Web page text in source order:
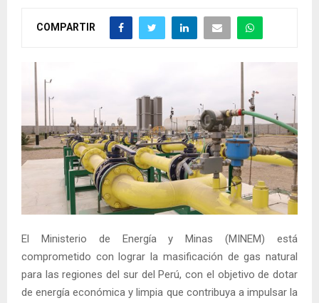
COMPARTIR
El Ministerio de Energía y Minas (MINEM) está
comprometido con lograr la masificación de gas natural
para las regiones del sur del Perú, con el objetivo de dotar
de energía económica y limpia que contribuya a impulsar la